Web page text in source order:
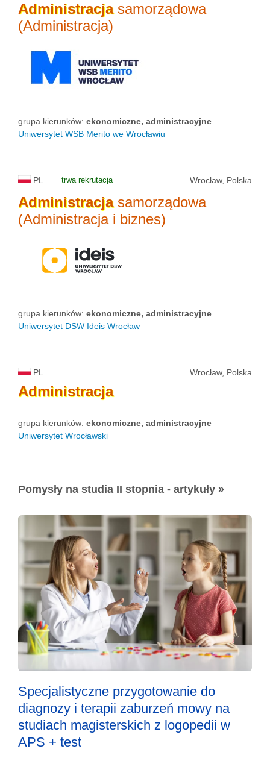
Administracjasamorządowa
(Administracja)
grupa kierunków: ekonomiczne, administracyjne
Uniwersytet WSB Merito we Wrocławiu
PL trwa rekrutacja Wrocław, Polska
Administracjasamorządowa
(Administracja i biznes)
grupa kierunków: ekonomiczne, administracyjne
Uniwersytet DSW Ideis Wrocław
PL Wrocław, Polska
Administracja
grupa kierunków: ekonomiczne, administracyjne
Uniwersytet Wrocławski
Pomysły na studia II stopnia - artykuły »
Specjalistyczne przygotowanie do
diagnozy i terapii zaburzeń mowy na
studiach magisterskich z logopedii w
APS + test